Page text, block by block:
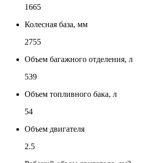
1665
Колесная база, мм
2755
Объем багажного отделения, л
539
Объем топливного бака, л
54
Объем двигателя
2.5